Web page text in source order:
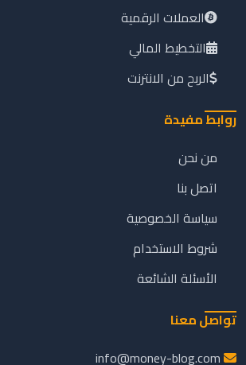
العملات الرقمية
التخطيط المالي
الربح من الانترنت
روابط مفيدة
من نحن
اتصل بنا
سياسة الخصوصية
شروط الاستخدام
الأسئلة الشائعة
تواصل معنا
info@money-blog.com